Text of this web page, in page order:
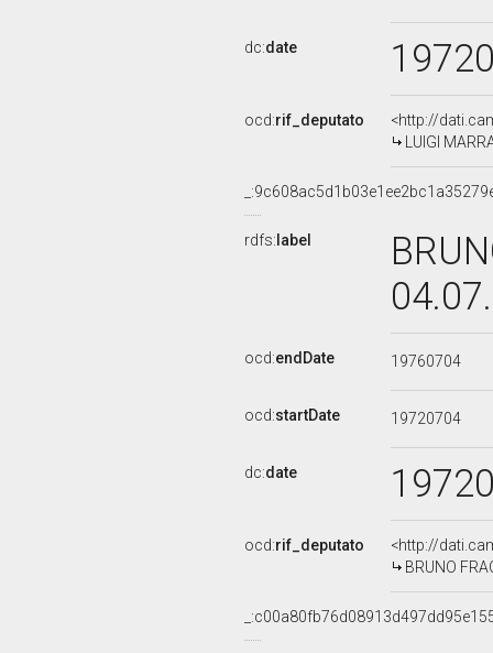
dc:date
ocd:rif_deputato
<http://
LUIGI
rdfs: label
ocd:endDate 19760704
ocd:startDate 19720704
dc:date
ocd:rif_deputato
<http://
BRUNO